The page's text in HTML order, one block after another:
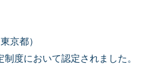
京都）
度において認定されました。